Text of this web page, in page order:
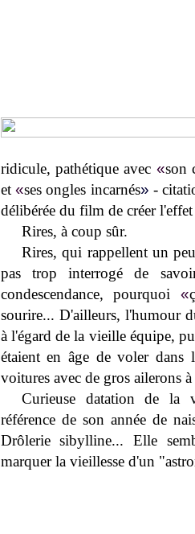
ridicule, pathétique avec «son
et «ses ongles incarnés» -
délibérée du film de créer
Rires, à coup sûr.
Rires, qui rappellent un
pas trop interrogé de
condescendance, pourquoi «
sourire... D'ailleurs, l'humour
à l'égard de la vieille équipe,
étaient en âge de voler dans
voitures avec de gros ailerons
Curieuse datation de la
référence de son année de
Drôlerie sibylline... Elle
marquer la vieillesse d'un